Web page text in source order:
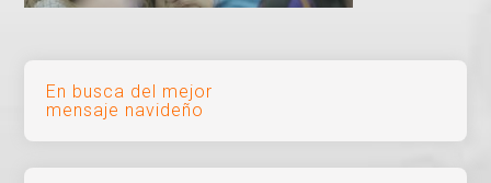
Navegación
de
entradas
En busca del mejor
mensaje navideño